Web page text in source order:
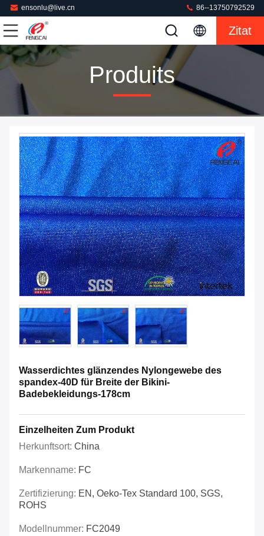
ensonlu@live.cn 86--13750792529
Zitat
Produits
Wasserdichtes glänzendes Nylongewebe des
spandex-40D für Breite der Bikini-
Badebekleidungs-178cm
Einzelheiten Zum Produkt
Herkunftsort: China
Markenname: FC
Zertifizierung: EN, Oeko-Tex Standard 100, SGS,
ROHS
Modellnummer: FC2049